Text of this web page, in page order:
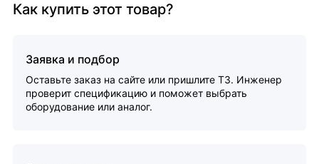
Как купить этот товар?
Заявка и подбор
Оставьте заказ на сайте или пришлите ТЗ. Инженер
проверит спецификацию и поможет выбрать
оборудование или аналог.